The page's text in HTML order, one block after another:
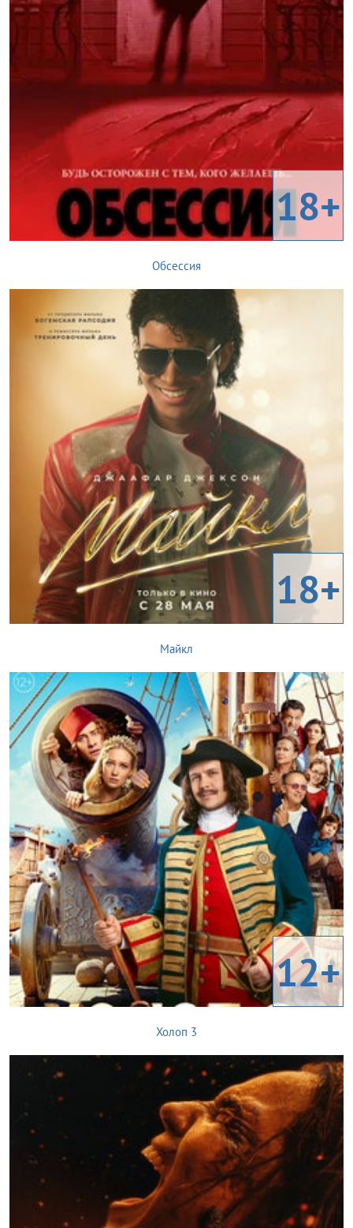
18+
Обсессия
18+
Майкл
12+
Холоп 3